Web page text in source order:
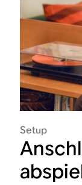
Setup